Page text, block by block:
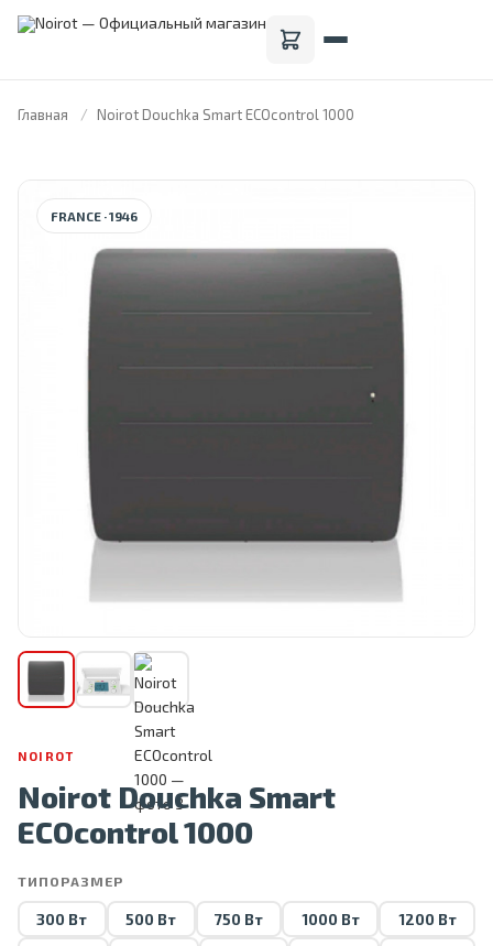
Главная Noirot Douchka Smart ECOcontrol 1000
FRANCE · 1946
NOIROT
Noirot Douchka Smart
ECOcontrol 1000
ТИПОРАЗМЕР
300 Вт 500 Вт 750 Вт 1000 Вт
1200 Вт